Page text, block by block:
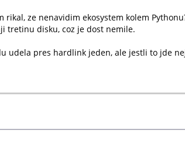
ze nenavidim ekosystem kolem
tretinu disku, coz je dost nemile.
udela pres hardlink jeden, ale jestli to jde